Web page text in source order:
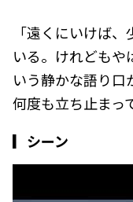
「遠くにいけば
いる。けれどもや
いう静かな語り口
何度も立ち止まっ
▎シーン